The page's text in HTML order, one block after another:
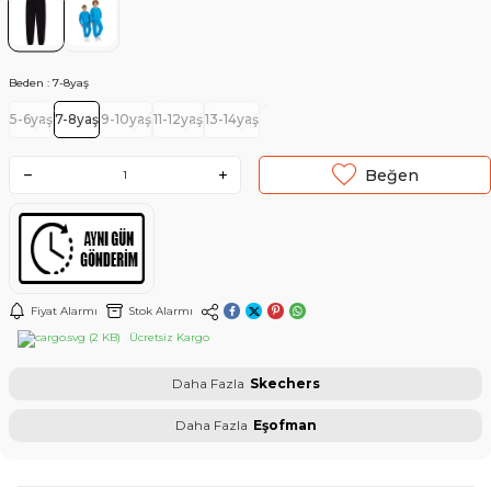
Beden : 7-8yaş
5-6yaş7-8yaş 9-10yaş11-12yaş13-14yaş
Beğen
Fiyat Alarmı
Stok Alarmı
Ücretsiz Kargo
Daha Fazla Skechers
Daha Fazla Eşofman